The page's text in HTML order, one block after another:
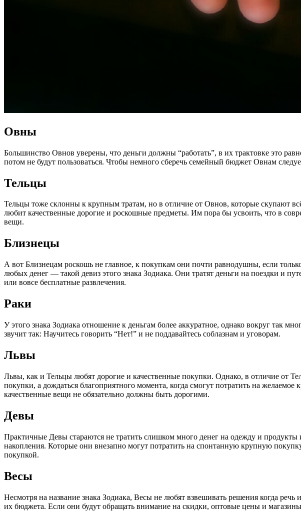
Овны
Большинство Овнов уверены, что деньги должны “работать”, в их трактовке это
потом не будут пользоваться. Чтобы немного сберечь семейный бюджет Овнам
Тельцы
Тельцы тоже склонны к крупным тратам, но в отличие от Овнов, которые скупают
любит качественные дорогие и роскошные предметы. Им пора бы усвоить, что в
вещи.
Близнецы
А вот Близнецам роскошь не главное, к покупкам они почти равнодушны, если
любых денег — такой девиз этого знака Зодиака. Они тратят деньги на поездки и
или вовсе бесплатные развлечения.
Раки
У этого знака Зодиака отношение к деньгам более аккуратное, однако вокруг так
звучит так: Научитесь говорить “Нет!” и не поддавайтесь соблазнам и уговорам.
Львы
Львы, как и Тельцы любят дорогие и качественные покупки. Однако, в отличие от
покупки, а дождаться благоприятного момента, когда смогут потратить на
качественные вещи не обязательно должны быть дорогими.
Девы
Практичные Девы стараются не тратить слишком много денег на одежду и
накопления. Которые они внезапно могут потратить на спонтанную крупную
покупкой.
Весы
Несмотря на название знака Зодиака, Весы не любят взвешивать решения когда
их бюджета. Если они будут обращать внимание на скидки, оптовые цены и